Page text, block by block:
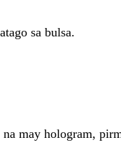
sa bulsa.
may hologram,